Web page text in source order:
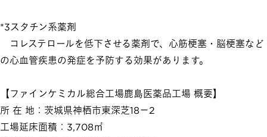
*3スタチン系薬剤
コレステロールを低下させる薬剤で、心筋梗塞・脳梗塞など
の心血管疾患の発症を予防する効果があります。
【ファインケミカル総合工場鹿島医薬品工場 概要】
所 在 地：茨城県神栖市東深芝18－2
工場延床面積：3,708㎡